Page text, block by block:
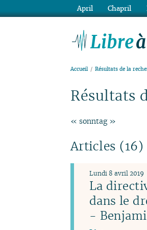
Accueil Résultats de la
Résultats
« sonntag »
Articles (16)
La
dans le
-
Lundi 8 avril 2019
April Chapril